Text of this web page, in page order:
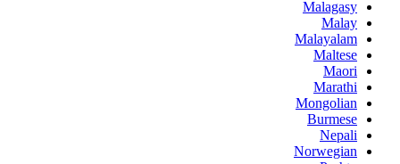
Malagasy
Malay
Malayalam
Maltese
Maori
Marathi
Mongolian
Burmese
Nepali
Norwegian